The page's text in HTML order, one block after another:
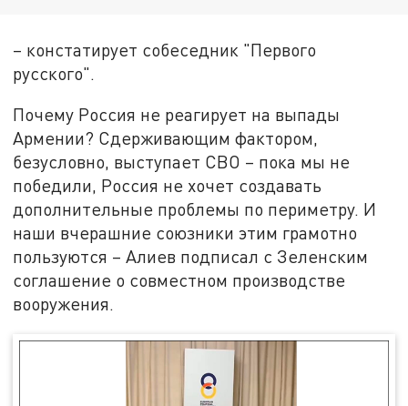
– констатирует собеседник "Первого
русского".
Почему Россия не реагирует на выпады
Армении? Сдерживающим фактором,
безусловно, выступает СВО – пока мы не
победили, Россия не хочет создавать
дополнительные проблемы по периметру. И
наши вчерашние союзники этим грамотно
пользуются – Алиев подписал с Зеленским
соглашение о совместном производстве
вооружения.